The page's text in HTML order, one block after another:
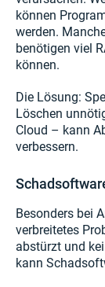
können
werden.
benötigen viel
können.
Die Lösung:
Löschen
Cloud – kann
verbessern.
Besonders bei
verbreitetes
abstürzt und
kann